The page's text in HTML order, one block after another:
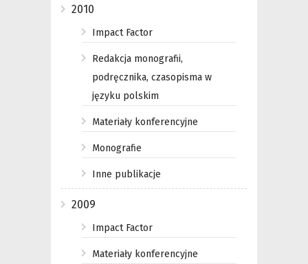
2010
Impact Factor
Redakcja monografii,
podręcznika, czasopisma w
języku polskim
Materiały konferencyjne
Monografie
Inne publikacje
2009
Impact Factor
Materiały konferencyjne